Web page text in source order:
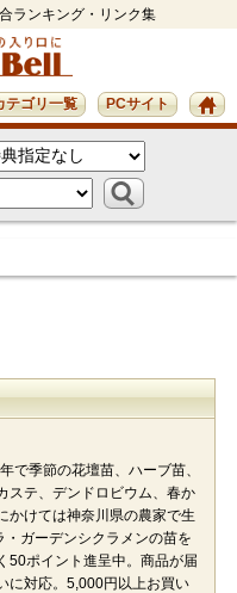
ランキング・リンク集
PCサイト
テゴリ一覧
で季節の花壇苗、ハーブ苗、
ステ、デンドロビウム、春か
かけては神奈川県の農家で生
ガーデンシクラメンの苗を
50ポイント進呈中。商品が届
に対応。5,000円以上お買い